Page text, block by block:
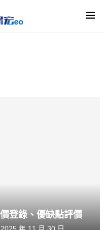
登錄、優缺點評價
2025 年 11 月 30 日